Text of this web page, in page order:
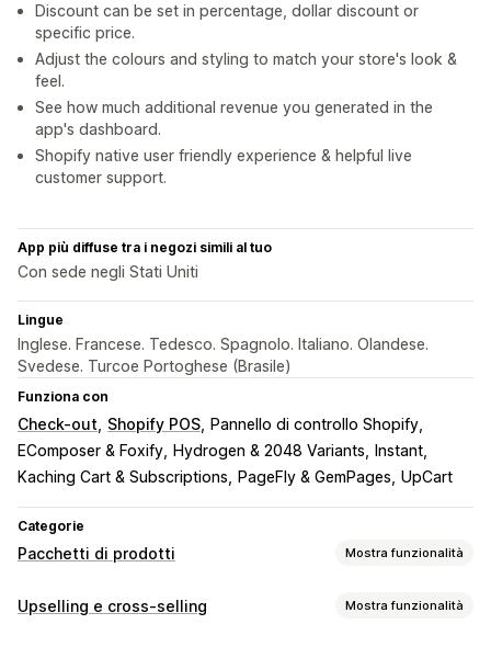
Discount can be set in percentage, dollar discount or
specific price.
Adjust the colours and styling to match your store's look &
feel.
See how much additional revenue you generated in the
app's dashboard.
Shopify native user friendly experience & helpful live
customer support.
App più diffuse tra i negozi simili al tuo
Con sede negli Stati Uniti
Lingue
Inglese. Francese. Tedesco. Spagnolo. Italiano. Olandese.
Svedese. Turcoe Portoghese (Brasile)
Funziona con
Check-out Shopify POS
Pannello di controllo Shopify
EComposer & Foxify
Hydrogen & 2048 Variants
Instant
Kaching Cart & Subscriptions
PageFly & GemPages UpCart
Categorie
Pacchetti di prodotti Mostra funzionalità
Tipi di pacchetti
Upselling e cross-selling Mostra funzionalità